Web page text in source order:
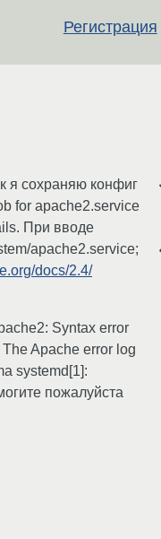
Регистрация
я сохраняю конфиг
for apache2.service
При вводе
apache2.service;
docs/2.4/
Syntax error
Apache error log
systemd[1]:
пожалуйста